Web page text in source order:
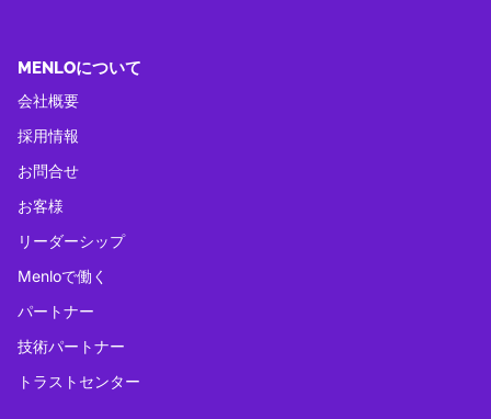
MENLOについて
会社概要
採用情報
お問合せ
お客様
リーダーシップ
Menloで働く
パートナー
技術パートナー
トラストセンター